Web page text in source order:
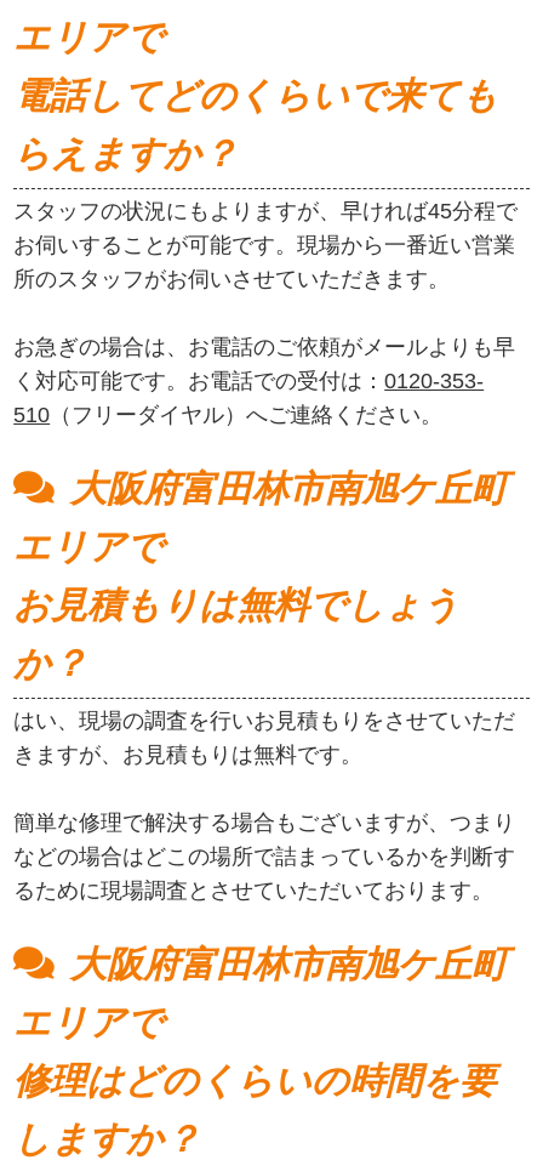
エリアで
電話してどのくらいで来ても
らえますか？
スタッフの状況にもよりますが、早ければ45分程で
お伺いすることが可能です。現場から一番近い営業
所のスタッフがお伺いさせていただきます。
お急ぎの場合は、お電話のご依頼がメールよりも早
く対応可能です。お電話での受付は：0120-353-
510 （フリーダイヤル）へご連絡ください。
大阪府富田林市南旭ケ丘町
エリアで
お見積もりは無料でしょう
か？
はい、現場の調査を行いお見積もりをさせていただ
きますが、お見積もりは無料です。
簡単な修理で解決する場合もございますが、つまり
などの場合はどこの場所で詰まっているかを判断す
るために現場調査とさせていただいております。
大阪府富田林市南旭ケ丘町
エリアで
修理はどのくらいの時間を要
しますか？